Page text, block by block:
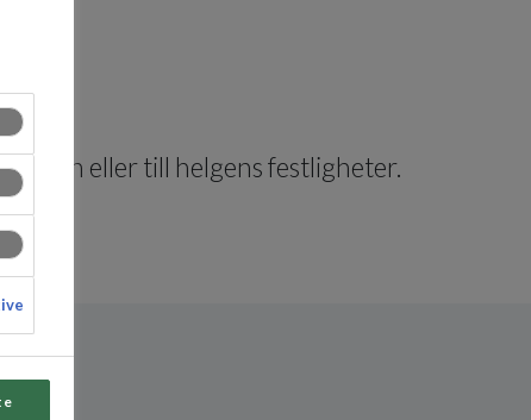
eller till helgens festligheter.